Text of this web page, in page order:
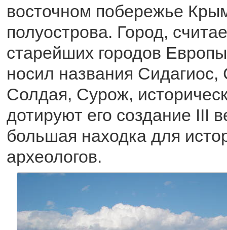
восточном побережье
полуострова. Город,
старейших городов
носил названия Сидагиос,
Солдая, Сурож,
дотируют его создание III
большая находка для
археологов.